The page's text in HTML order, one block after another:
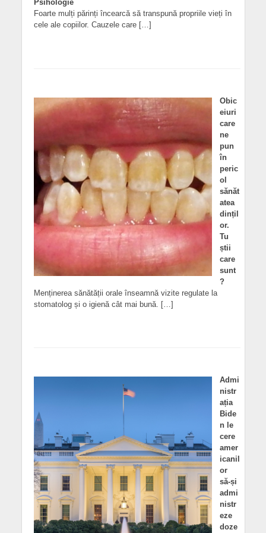
Psihologie
Foarte mulți părinți încearcă să transpună propriile vieți în
cele ale copiilor. Cauzele care […]
Obic
eiuri
care
ne
pun
în
peric
ol
sănăt
atea
dințil
or.
Tu
știi
care
sunt
?
Menținerea sănătății orale înseamnă vizite regulate la
stomatolog și o igienă cât mai bună. […]
Admi
nistr
ația
Bide
n le
cere
amer
icanil
or
să-și
admi
nistr
eze
doze